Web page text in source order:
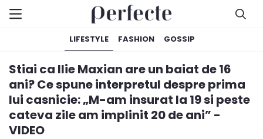
LIFESTYLE FASHION GOSSIP
Stiai ca Ilie Maxian are un baiat de 16
ani? Ce spune interpretul despre prima
lui casnicie: „M-am insurat la 19 si peste
cateva zile am implinit 20 de ani” -
VIDEO